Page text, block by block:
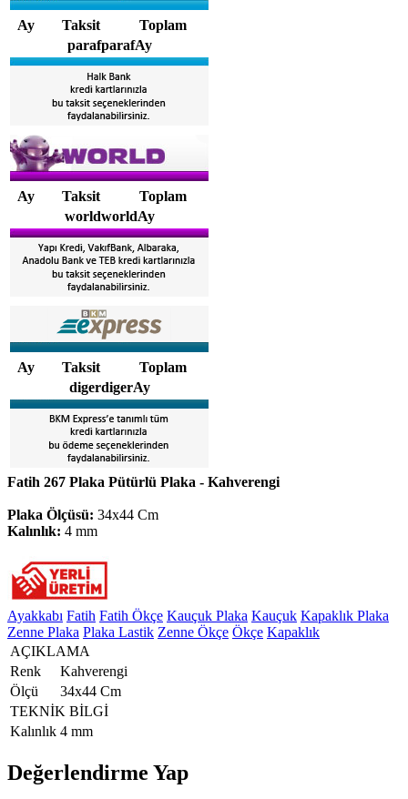
Ay Taksit
Toplam
parafparafAy
Ay Taksit
Toplam
worldworldAy
Ay Taksit
Toplam
digerdigerAy
Fatih 267 Plaka Pütürlü Plaka - Kahverengi
Plaka Ölçüsü: 34x44 Cm
Kalınlık: 4 mm
Ayakkabı Fatih Fatih Ökçe Kauçuk Plaka Kauçuk Kapaklık Plaka
Zenne Plaka Plaka Lastik Zenne Ökçe Ökçe Kapaklık
AÇIKLAMA
Renk
Kahverengi
Ölçü
34x44 Cm
TEKNİK BİLGİ
Kalınlık 4 mm
Değerlendirme Yap